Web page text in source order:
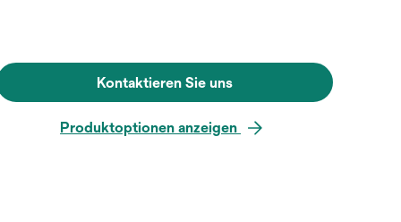
Kontaktieren Sie uns
Produktoptionen anzeigen